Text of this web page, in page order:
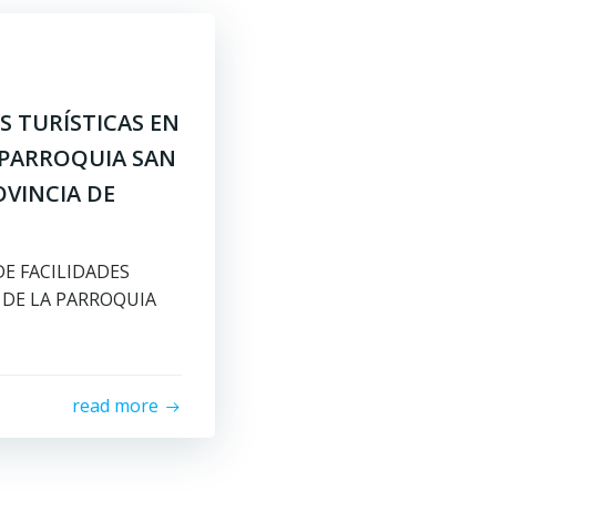
TURÍSTICAS EN
SAN
DE
FACILIDADES
LA PARROQUIA
read more